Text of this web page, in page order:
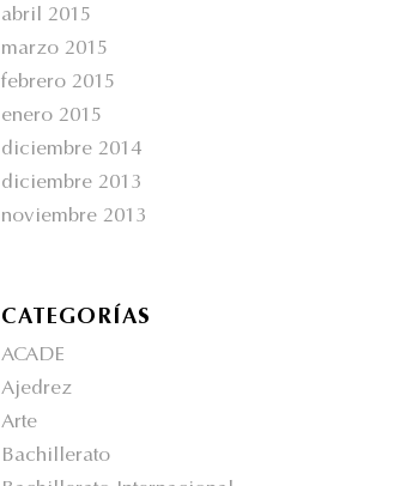
abril 2015
marzo 2015
febrero 2015
enero 2015
diciembre 2014
diciembre 2013
noviembre 2013
CATEGORÍAS
ACADE
Ajedrez
Arte
Bachillerato